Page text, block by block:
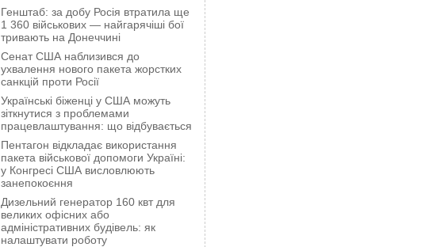
Генштаб: за добу Росія втратила ще
1 360 військових — найгарячіші бої
тривають на Донеччині
Сенат США наблизився до
ухвалення нового пакета жорстких
санкцій проти Росії
Українські біженці у США можуть
зіткнутися з проблемами
працевлаштування: що відбувається
Пентагон відкладає використання
пакета військової допомоги Україні:
у Конгресі США висловлюють
занепокоєння
Дизельний генератор 160 квт для
великих офісних або
адміністративних будівель: як
налаштувати роботу